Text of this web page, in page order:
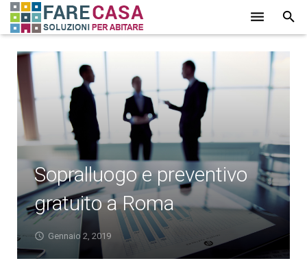
HOME
CHI SIAMO
SERVIZI
LAVORI
PROMOZIONI
PARTNER
CONTATTI
Sopralluogo e preventivo
gratuito a Roma
Gennaio 2, 2019